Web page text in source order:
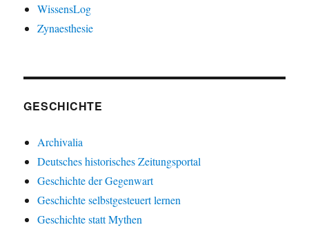
WissensLog
Zynaesthesie
GESCHICHTE
Archivalia
Deutsches historisches Zeitungsportal
Geschichte der Gegenwart
Geschichte selbstgesteuert lernen
Geschichte statt Mythen